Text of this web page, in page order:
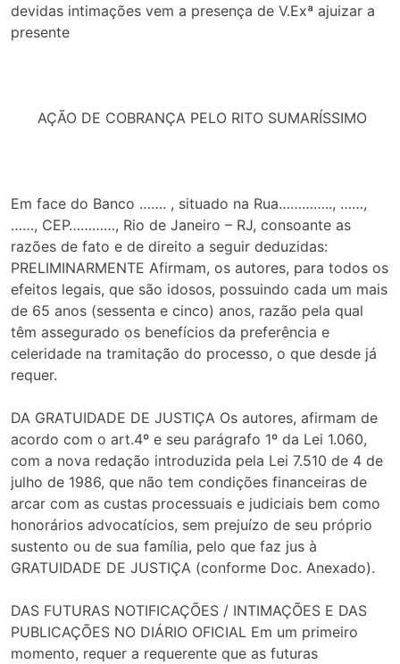
devidas intimações vem a presença de V.Exª ajuizar a
presente
AÇÃO DE COBRANÇA PELO RITO SUMARÍSSIMO
Em face do Banco ……. , situado na Rua………….., ……,
……, CEP…………, Rio de Janeiro – RJ, consoante as
razões de fato e de direito a seguir deduzidas:
PRELIMINARMENTE Afirmam, os autores, para todos os
efeitos legais, que são idosos, possuindo cada um mais
de 65 anos (sessenta e cinco) anos, razão pela qual
têm assegurado os benefícios da preferência e
celeridade na tramitação do processo, o que desde já
requer.
DA GRATUIDADE DE JUSTIÇA Os autores, afirmam de
acordo com o art.4º e seu parágrafo 1º da Lei 1.060,
com a nova redação introduzida pela Lei 7.510 de 4 de
julho de 1986, que não tem condições financeiras de
arcar com as custas processuais e judiciais bem como
honorários advocatícios, sem prejuízo de seu próprio
sustento ou de sua família, pelo que faz jus à
GRATUIDADE DE JUSTIÇA (conforme Doc. Anexado).
DAS FUTURAS NOTIFICAÇÕES / INTIMAÇÕES E DAS
PUBLICAÇÕES NO DIÁRIO OFICIAL Em um primeiro
momento, requer a requerente que as futuras